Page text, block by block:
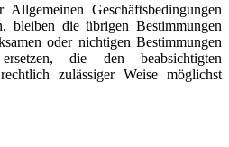
Geschäftsbedingungen
bleiben die übrigen Bestimmungen
oder nichtigen Bestimmungen
die den beabsichtigten
zulässiger Weise möglichst